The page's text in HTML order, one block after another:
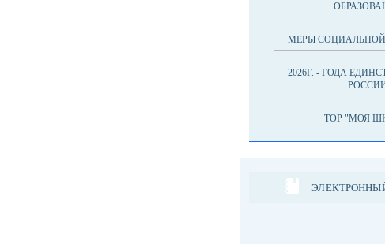
МЕРЫ
2026Г. - ГОДА
ТОР "МОЯ